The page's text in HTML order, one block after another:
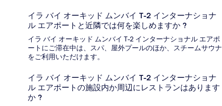
イラ バイ オーキッド ムンバイ T-2 インターナショナ
ル エアポートと近隣では何を楽しめますか ?
イラ バイ オーキッド ムンバイ T-2 インターナショナル エアポ
ートにご滞在中は、スパ、屋外プールのほか、スチームサウナ
をご利用いただけます。
イラ バイ オーキッド ムンバイ T-2 インターナショナ
ル エアポートの施設内か周辺にレストランはあります
か ?